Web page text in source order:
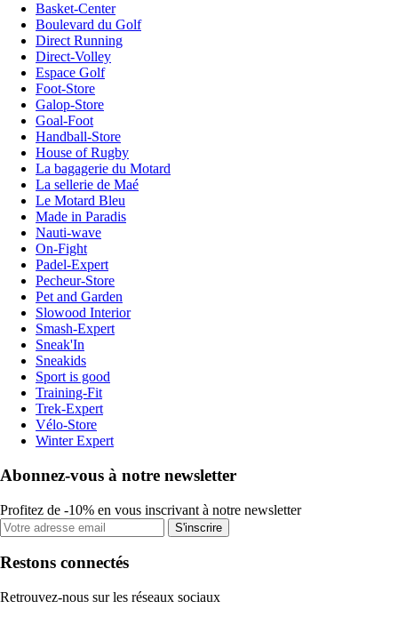
Basket-Center
Boulevard du Golf
Direct Running
Direct-Volley
Espace Golf
Foot-Store
Galop-Store
Goal-Foot
Handball-Store
House of Rugby
La bagagerie du Motard
La sellerie de Maé
Le Motard Bleu
Made in Paradis
Nauti-wave
On-Fight
Padel-Expert
Pecheur-Store
Pet and Garden
Slowood Interior
Smash-Expert
Sneak'In
Sneakids
Sport is good
Training-Fit
Trek-Expert
Vélo-Store
Winter Expert
Abonnez-vous à notre newsletter
Profitez de -10% en vous inscrivant à notre newsletter
S'inscrire
Restons connectés
Retrouvez-nous sur les réseaux sociaux